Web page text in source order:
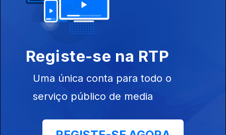
Debates
Autárquicas -
Registe-se na RTP
Uma única conta para todo o
serviço público de media